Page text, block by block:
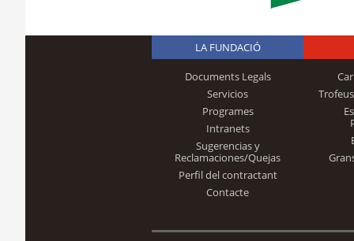
LA FUNDACIÓ
Documents Legals
Servicios
Programes
Intranets
Sugerencias y
Reclamaciones/Quejas
Perfil del contractant
Contacte